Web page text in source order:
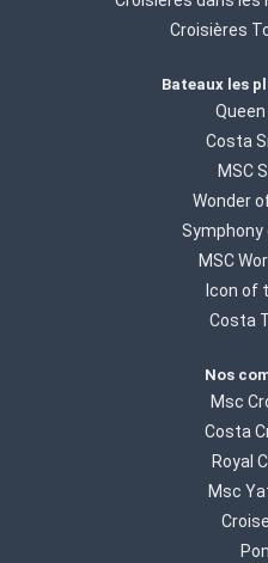
Croisières
Bateaux les
Costa
MSC
Wonder
MSC
Icon of
Costa
Nos
Msc
Costa
Royal
Msc